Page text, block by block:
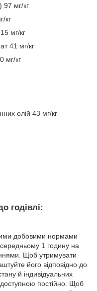
97 мг/кг
кг
мг/кг
41 мг/кг
мг/кг
олій 43 мг/кг
годівлі:
добовими нормами
1 годину на
Щоб утримувати
його відповідно до
й індивідуальних
постійно. Щоб